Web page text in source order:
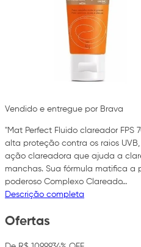
Vendido e entregue por Brava
"Mat Perfect Fluido clareador FPS
alta proteção contra os raios
ação clareadora que ajuda a
manchas. Sua fórmula matifica a
poderoso Complexo Clareado…
Descrição completa
Ofertas